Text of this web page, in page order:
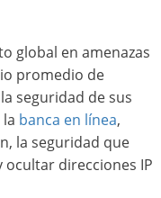
global en amenazas
promedio de
seguridad de sus
banca en línea,
la seguridad que
ocultar direcciones IP